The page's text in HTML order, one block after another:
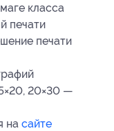
класса
печати
печати
20×30 —
на сайте